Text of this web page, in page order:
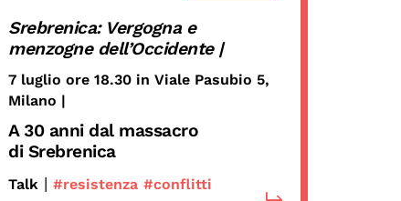
Srebrenica: Vergogna e
menzogne dell’Occidente |
7 luglio ore 18.30 in Viale Pasubio 5,
Milano |
A 30 anni dal massacro
di Srebrenica
Talk | #resistenza #conflitti